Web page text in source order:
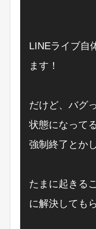
LINEライブ自
ます！
だけど、バグ
状態になって
強制終了とか
たまに起きる
に解決しても